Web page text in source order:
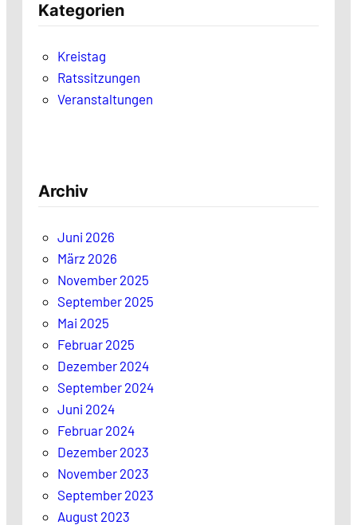
Kategorien
Kreistag
Ratssitzungen
Veranstaltungen
Archiv
Juni 2026
März 2026
November 2025
September 2025
Mai 2025
Februar 2025
Dezember 2024
September 2024
Juni 2024
Februar 2024
Dezember 2023
November 2023
September 2023
August 2023